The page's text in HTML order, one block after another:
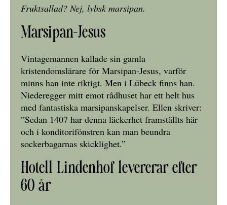
Fruktsallad? Nej, lybsk marsipan.
Marsipan-Jesus
Vintagemannen kallade sin gamla
kristendomslärare för Marsipan-Jesus, varför
minns han inte riktigt. Men i Lübeck finns han.
Niederegger mitt emot rådhuset har ett helt hus
med fantastiska marsipanskapelser. Ellen skriver:
”Sedan 1407 har denna läckerhet framställts här
och i konditorifönstren kan man beundra
sockerbagarnas skicklighet.”
Hotell Lindenhof levererar efter
60 år